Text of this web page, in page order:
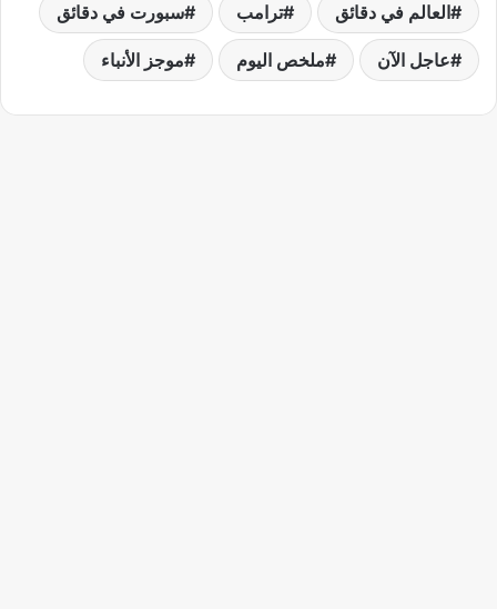
العالم في دقائق ترامب سبورت في دقائق
عاجل الآن ملخص اليوم موجز الأنباء